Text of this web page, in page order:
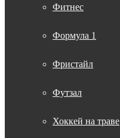
Фитнес
Формула 1
Фристайл
Футзал
Хоккей на траве